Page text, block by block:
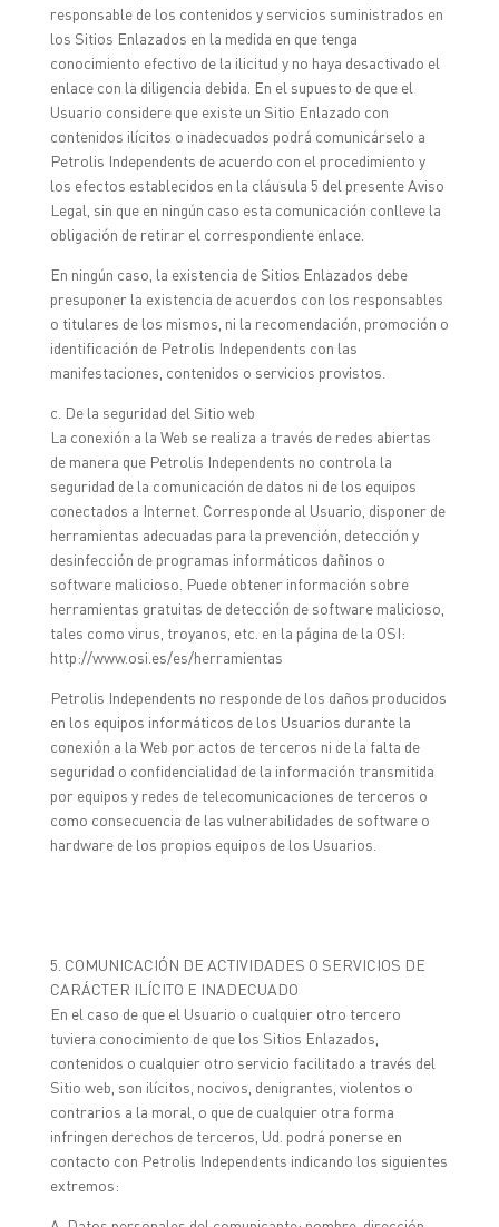
responsable de los contenidos y servicios suministrados en
los Sitios Enlazados en la medida en que tenga
conocimiento efectivo de la ilicitud y no haya desactivado el
enlace con la diligencia debida. En el supuesto de que el
Usuario considere que existe un Sitio Enlazado con
contenidos ilícitos o inadecuados podrá comunicárselo a
Petrolis Independents de acuerdo con el procedimiento y
los efectos establecidos en la cláusula 5 del presente Aviso
Legal, sin que en ningún caso esta comunicación conlleve la
obligación de retirar el correspondiente enlace.
En ningún caso, la existencia de Sitios Enlazados debe
presuponer la existencia de acuerdos con los responsables
o titulares de los mismos, ni la recomendación, promoción o
identificación de Petrolis Independents con las
manifestaciones, contenidos o servicios provistos.
c. De la seguridad del Sitio web
La conexión a la Web se realiza a través de redes abiertas
de manera que Petrolis Independents no controla la
seguridad de la comunicación de datos ni de los equipos
conectados a Internet. Corresponde al Usuario, disponer de
herramientas adecuadas para la prevención, detección y
desinfección de programas informáticos dañinos o
software malicioso. Puede obtener información sobre
herramientas gratuitas de detección de software malicioso,
tales como virus, troyanos, etc. en la página de la OSI:
http://www.osi.es/es/herramientas
Petrolis Independents no responde de los daños producidos
en los equipos informáticos de los Usuarios durante la
conexión a la Web por actos de terceros ni de la falta de
seguridad o confidencialidad de la información transmitida
por equipos y redes de telecomunicaciones de terceros o
como consecuencia de las vulnerabilidades de software o
hardware de los propios equipos de los Usuarios.
5. COMUNICACIÓN DE ACTIVIDADES O SERVICIOS DE
CARÁCTER ILÍCITO E INADECUADO
En el caso de que el Usuario o cualquier otro tercero
tuviera conocimiento de que los Sitios Enlazados,
contenidos o cualquier otro servicio facilitado a través del
Sitio web, son ilícitos, nocivos, denigrantes, violentos o
contrarios a la moral, o que de cualquier otra forma
infringen derechos de terceros, Ud. podrá ponerse en
contacto con Petrolis Independents indicando los siguientes
extremos: